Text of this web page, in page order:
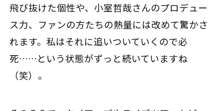
飛び抜けた個性や、小室哲哉さんのプロデュー
ス力、ファンの方たちの熱量には改めて驚かさ
れます。私はそれに追いついていくので必
死……という状態がずっと続いていますね
（笑）。